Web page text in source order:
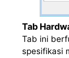
Tab
Tab ini
spesifikasi